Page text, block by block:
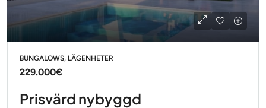
BUNGALOWS, LÄGENHETER
229.000€
Prisvärd nybyggd